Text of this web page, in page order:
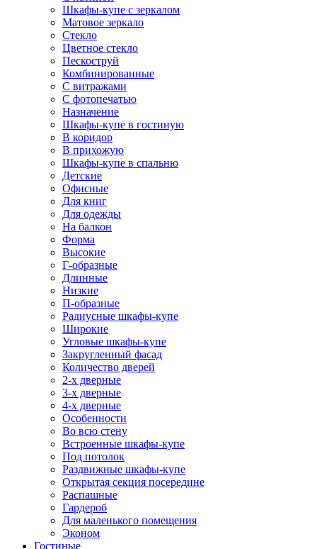
Шкафы-купе с зеркалом
Матовое зеркало
Стекло
Цветное стекло
Пескоструй
Комбинированные
С витражами
С фотопечатью
Назначение
Шкафы-купе в гостиную
В коридор
В прихожую
Шкафы-купе в спальню
Детские
Офисные
Для книг
Для одежды
На балкон
Форма
Высокие
Г-образные
Длинные
Низкие
П-образные
Радиусные шкафы-купе
Широкие
Угловые шкафы-купе
Закругленный фасад
Количество дверей
2-х дверные
3-х дверные
4-х дверные
Особенности
Во всю стену
Встроенные шкафы-купе
Под потолок
Раздвижные шкафы-купе
Открытая секция посередине
Распашные
Гардероб
Для маленького помещения
Эконом
Гостиные